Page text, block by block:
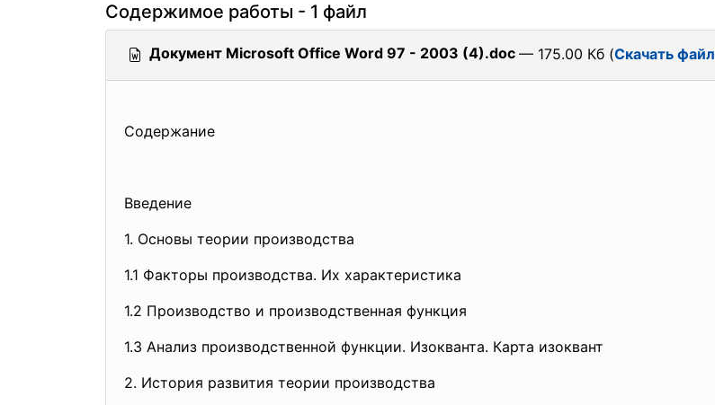
Содержимое работы - 1 файл
Документ Microsoft Office Word 97 - 2003 (4).doc — 175.00 Кб (Скачать файл
Содержание
Введение
1. Основы теории производства
1.1 Факторы производства. Их характеристика
1.2 Производство и производственная функция
1.3 Анализ производственной функции. Изокванта. Карта изоквант
2. История развития теории производства